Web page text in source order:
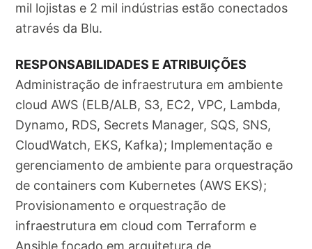
mil lojistas e 2 mil indústrias estão conectados
através da Blu.
RESPONSABILIDADES E ATRIBUIÇÕES
Administração de infraestrutura em ambiente
cloud AWS (ELB/ALB, S3, EC2, VPC, Lambda,
Dynamo, RDS, Secrets Manager, SQS, SNS,
CloudWatch, EKS, Kafka); Implementação e
gerenciamento de ambiente para orquestração
de containers com Kubernetes (AWS EKS);
Provisionamento e orquestração de
infraestrutura em cloud com Terraform e
Ansible focado em arquitetura de